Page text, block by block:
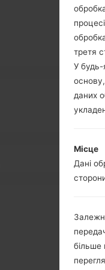
третя
У будь-
даних
Місце
Дані
більше